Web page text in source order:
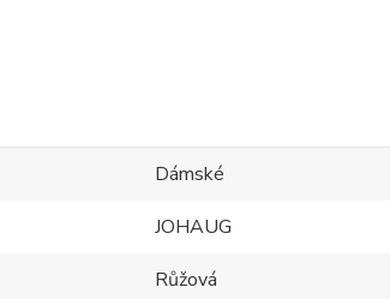
Dámské
JOHAUG
Růžová